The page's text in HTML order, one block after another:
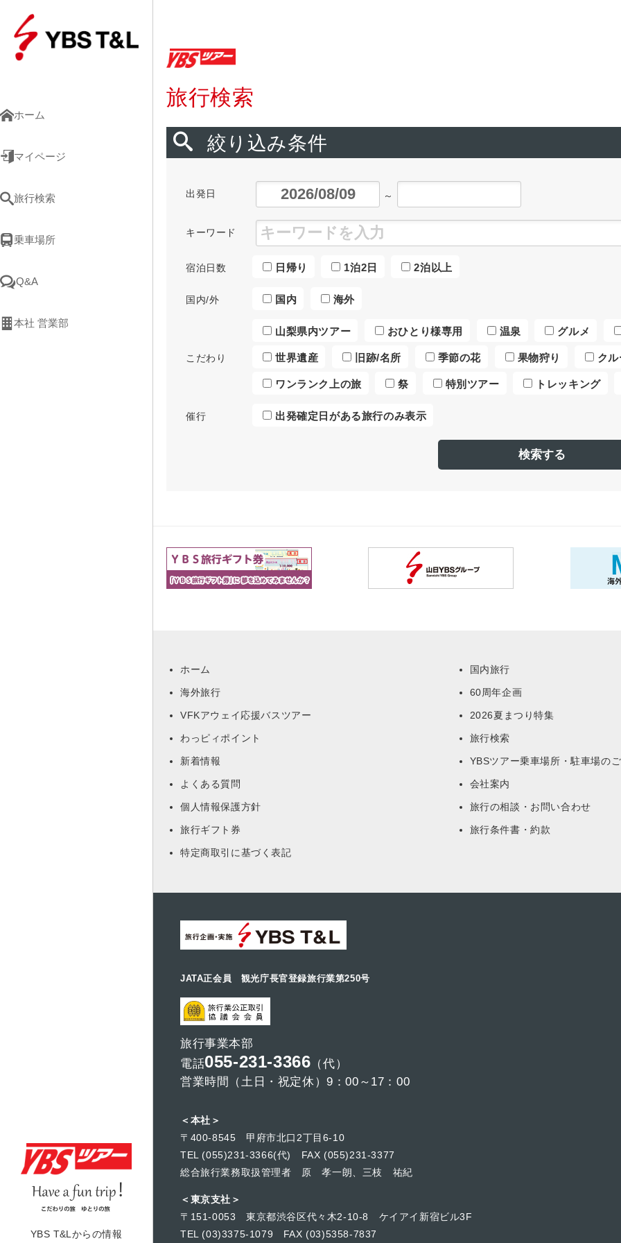
ホーム
マイページ
旅行検索
乗車場所
Q&A
本社 営業部
YBS T&Lからの情報
旅行検索
絞り込み条件
出発日 ～
キーワード
宿泊日数 日帰り 1泊2日 2泊以上
国内/外 国内 海外
こだわり
山梨県内ツアー おひとり様専用 温泉 グルメ
世界遺産 旧跡/名所 季節の花 果物狩り ク
ワンランク上の旅 祭 特別ツアー トレッキング
催行 出発確定日がある旅行のみ表示
ホーム 国内旅行
海外旅行 60周年企画
VFKアウェイ応援バスツアー 2026夏まつり特集
わっピィポイント 旅行検索
新着情報 YBSツアー乗車場所・駐車場の
よくある質問 会社案内
個人情報保護方針 旅行の相談・お問い合わせ
旅行ギフト券 旅行条件書・約款
特定商取引に基づく表記
JATA正会員 観光庁長官登録旅行業第250号
旅行事業本部
電話055-231-3366 （代）
営業時間（土日・祝定休）9：00～17：00
＜本社＞
〒400-8545 甲府市北口2丁目6-10
TEL (055)231-3366(代) FAX (055)231-3377
総合旅行業務取扱管理者 原 孝一朗、三枝 祐紀
＜東京支社＞
〒151-0053 東京都渋谷区代々木2-10-8 ケイアイ新宿ビル3F
TEL (03)3375-1079 FAX (03)5358-7837